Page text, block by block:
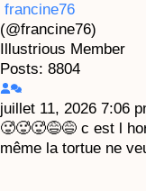
francine76
(@francine76)
Illustrious Member
Posts: 8804
juillet 11, 2026 7:06
🥵🥵🥵😅😅 c est l
même la tortue ne